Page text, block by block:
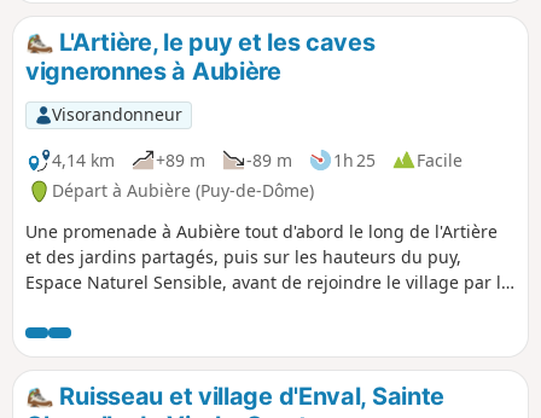
L'Artière, le puy et les caves
vigneronnes à Aubière
Visorandonneur
4,14 km
+89 m -89 m 1h 25
Facile
Départ à Aubière (Puy-de-Dôme)
Une promenade à Aubière tout d'abord le long de l'Artière
et des jardins partagés, puis sur les hauteurs du puy,
Espace Naturel Sensible, avant de rejoindre le village par le
Ruisseau et village d'Enval, Sainte